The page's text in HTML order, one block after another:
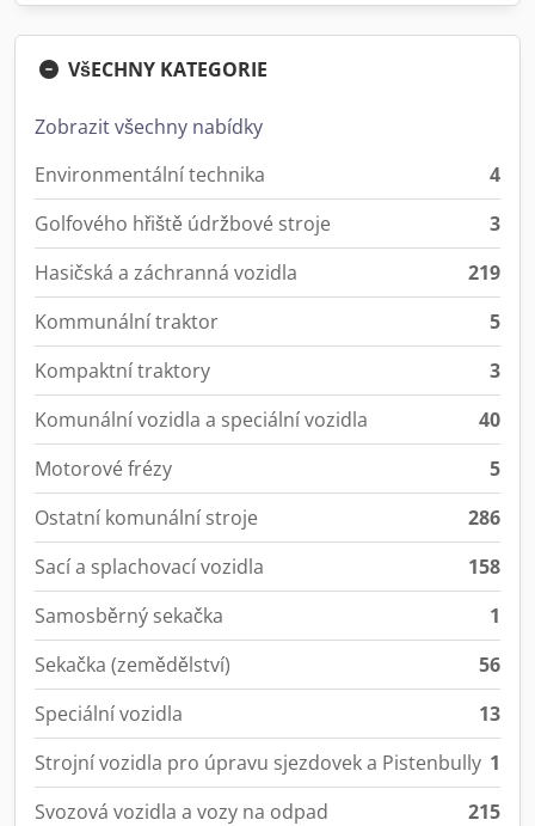
VšECHNY KATEGORIE
Zobrazit všechny nabídky
Environmentální technika
4
Golfového hřiště údržbové stroje
3
Hasičská a záchranná vozidla
219
Kommunální traktor
5
Kompaktní traktory
3
Komunální vozidla a speciální vozidla
40
Motorové frézy
5
Ostatní komunální stroje
286
Sací a splachovací vozidla
158
Samosběrný sekačka
1
Sekačka (zemědělství)
56
Speciální vozidla
13
Strojní vozidla pro úpravu sjezdovek a Pistenbully 1
Svozová vozidla a vozy na odpad
215